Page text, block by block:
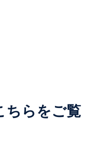
ちらをご覧